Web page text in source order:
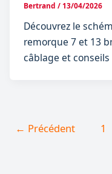
Bertrand/13/04/2026
Découvrez le
remorque 7 et 13
câblage et
← Précédent 1